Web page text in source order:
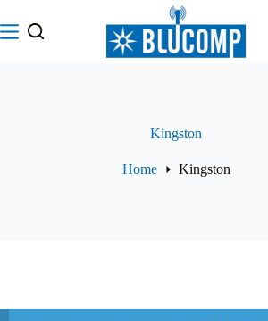
al
contenuto
Kingston
Home Kingston